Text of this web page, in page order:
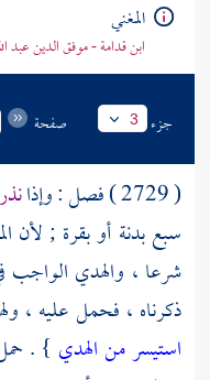
المغني
ابن قدامة - موفق الدين عبد
جزء 3 صفحة
( 2729 ) فصل : وإذا
سبع بدنة أو بقرة ; لأن
شرعا ، والهدي الواجب
ذكرناه ، فحمل عليه ،
استيسر من الهدي } .